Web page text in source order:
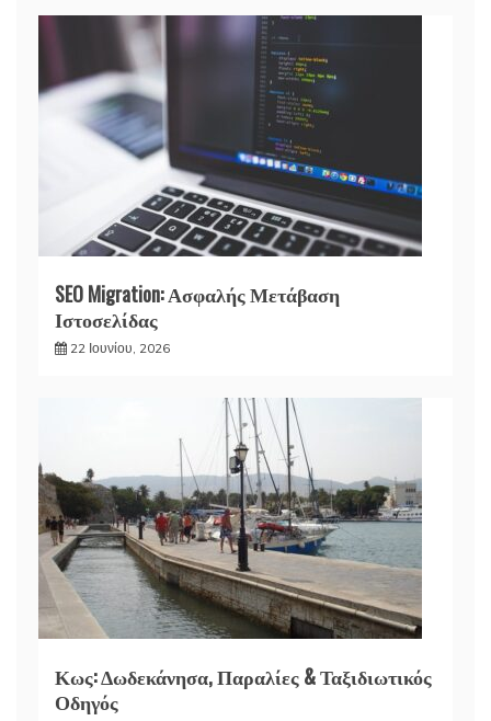
SEO Migration: Ασφαλής Μετάβαση
Ιστοσελίδας
22 Ιουνίου, 2026
Κως: Δωδεκάνησα, Παραλίες & Ταξιδιωτικός
Οδηγός